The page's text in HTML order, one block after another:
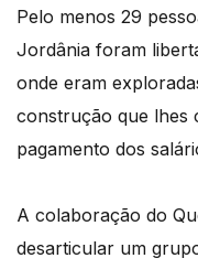
Pelo menos 29
Jordânia foram
onde eram
construção que lhes
pagamento dos
A colaboração do
desarticular um